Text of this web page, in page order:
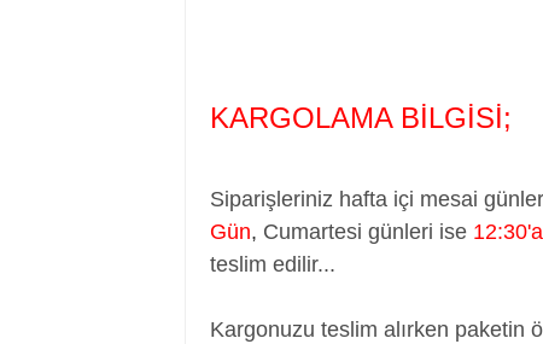
KARGOLAMA BİLGİSİ;
Siparişleriniz hafta içi mesai
Gün, Cumartesi günleri ise
teslim edilir...
Kargonuzu teslim alırken paketin